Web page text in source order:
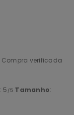
Compra verificada
: 5 /5 Tamanho: